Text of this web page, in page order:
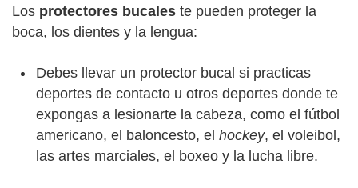
Los protectores bucales te pueden proteger la
boca, los dientes y la lengua:
Debes llevar un protector bucal si practicas
deportes de contacto u otros deportes donde te
expongas a lesionarte la cabeza, como el fútbol
americano, el baloncesto, el hockey, el voleibol,
las artes marciales, el boxeo y la lucha libre.